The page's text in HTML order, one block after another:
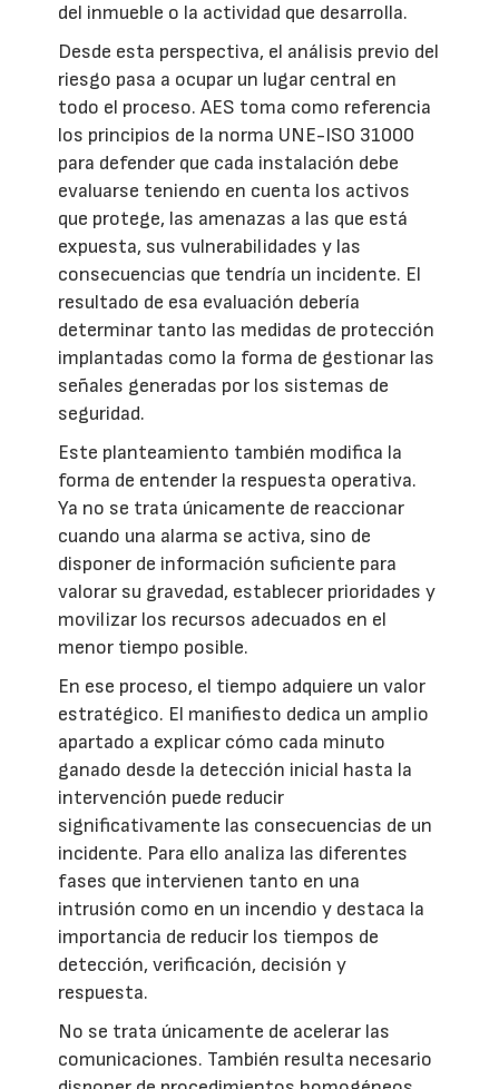
del inmueble o la actividad que desarrolla.
Desde esta perspectiva, el análisis previo del
riesgo pasa a ocupar un lugar central en
todo el proceso. AES toma como referencia
los principios de la norma UNE-ISO 31000
para defender que cada instalación debe
evaluarse teniendo en cuenta los activos
que protege, las amenazas a las que está
expuesta, sus vulnerabilidades y las
consecuencias que tendría un incidente. El
resultado de esa evaluación debería
determinar tanto las medidas de protección
implantadas como la forma de gestionar las
señales generadas por los sistemas de
seguridad.
Este planteamiento también modifica la
forma de entender la respuesta operativa.
Ya no se trata únicamente de reaccionar
cuando una alarma se activa, sino de
disponer de información suficiente para
valorar su gravedad, establecer prioridades y
movilizar los recursos adecuados en el
menor tiempo posible.
En ese proceso, el tiempo adquiere un valor
estratégico. El manifiesto dedica un amplio
apartado a explicar cómo cada minuto
ganado desde la detección inicial hasta la
intervención puede reducir
significativamente las consecuencias de un
incidente. Para ello analiza las diferentes
fases que intervienen tanto en una
intrusión como en un incendio y destaca la
importancia de reducir los tiempos de
detección, verificación, decisión y
respuesta.
No se trata únicamente de acelerar las
comunicaciones. También resulta necesario